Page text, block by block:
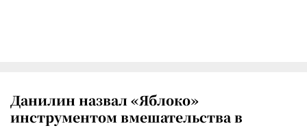
Данилин назвал «Яблоко»
инструментом вмешательства в